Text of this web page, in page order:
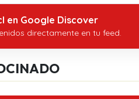
en Google Discover
directamente en tu feed.